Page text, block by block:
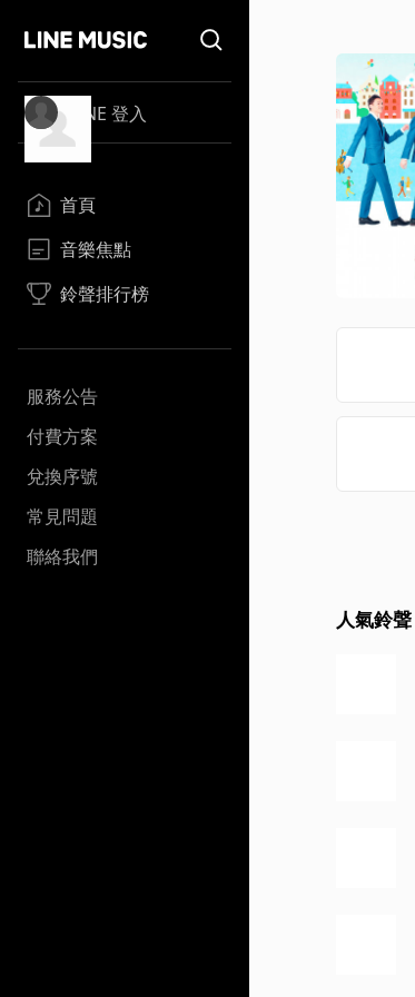
LINE 登入
首頁
音樂焦點
鈴聲排行榜
服務公告
付費方案
兌換序號
常見問題
聯絡我們
人氣鈴聲